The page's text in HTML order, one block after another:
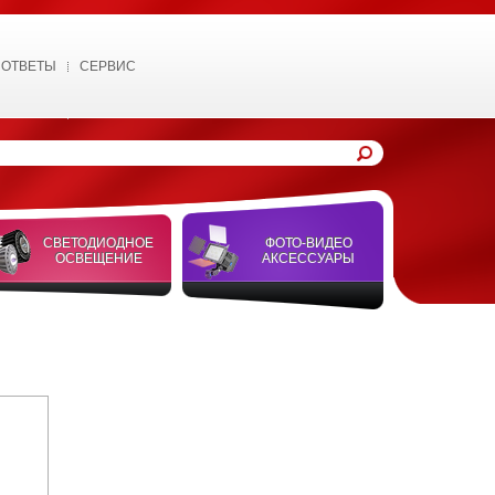
СЕРВИС
СВЕТОДИОДНОЕ
ОСВЕЩЕНИЕ
ФОТО-ВИДЕО
АКСЕССУАРЫ